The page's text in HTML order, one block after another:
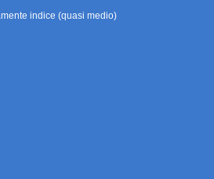
indice (quasi medio)